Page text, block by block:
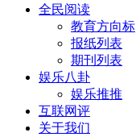
全民阅读
教育方向标
报纸列表
期刊列表
娱乐八卦
娱乐推推
互联网评
关于我们